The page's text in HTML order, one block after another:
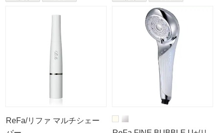
ReFa/リファ マルチシェー